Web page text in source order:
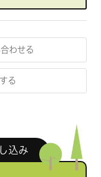
る
わせる
込み